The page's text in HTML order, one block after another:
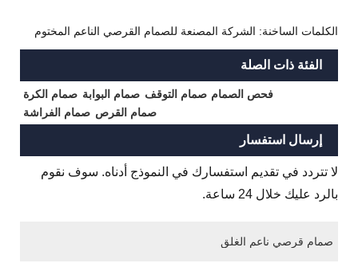
الكلمات الساخنة: الشركة المصنعة للصمام القرصي الناعم المختوم
الفئة ذات الصلة
صمام الكرة صمام البوابة صمام التوقف فحص الصمام
صمام الفراشة صمام القرص
إرسال استفسار
لا تتردد في تقديم استفسارك في النموذج أدناه. سوف نقوم
بالرد عليك خلال 24 ساعة.